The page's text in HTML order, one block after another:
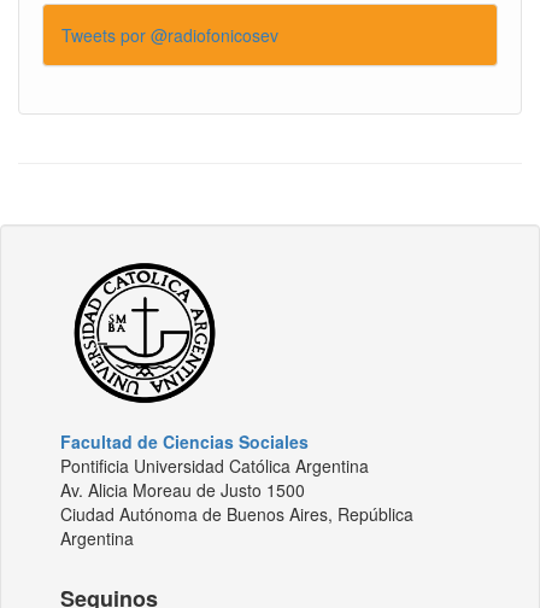
Tweets por @radiofonicosev
Facultad de Ciencias Sociales
Pontificia Universidad Católica Argentina
Av. Alicia Moreau de Justo 1500
Ciudad Autónoma de Buenos Aires, República
Argentina
Seguinos